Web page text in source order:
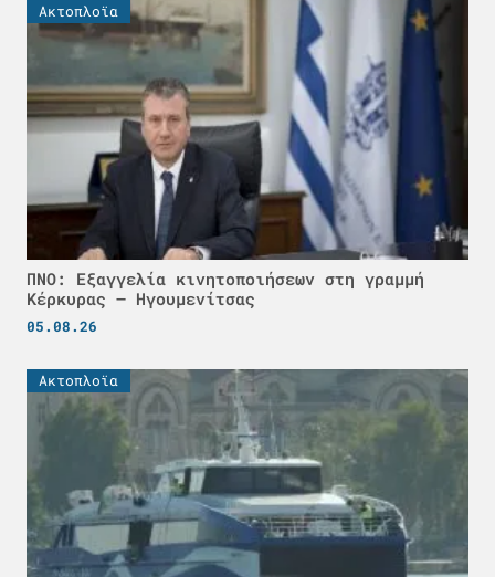
Ακτοπλοϊα
ΠΝΟ: Εξαγγελία κινητοποιήσεων στη γραμμή
Κέρκυρας – Ηγουμενίτσας
05.08.26
Ακτοπλοϊα